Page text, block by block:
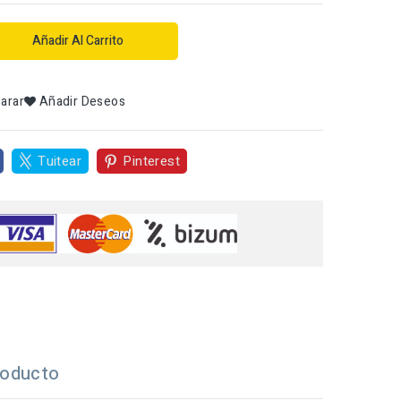
Añadir Al Carrito
Añadir Deseos
Tuitear Pinterest